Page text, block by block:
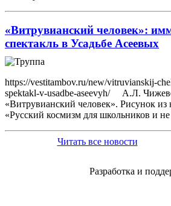
«Витрувианский человек»:
спектакль в Усадьбе Асеевых
https://vestitambov.ru/new/vitruvianskij-
spektakl-v-usadbe-aseevyh/ А.Л.
«Витрувианский человек». Рисунок
«Русский космизм для школьников и не
Читать все новости
Разработка и